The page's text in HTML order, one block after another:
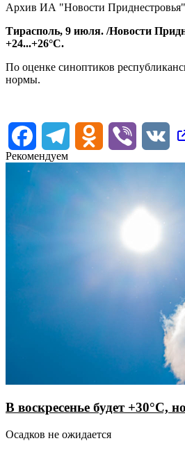
Архив ИА "Новости Приднестровья"
Тирасполь, 9 июля. /Новости
+24...+26°С.
По оценке синоптиков
нормы.
FacebookTelegram Odnoklassniki
Viber
Рекомендуем
В воскресенье будет +30°С,
Осадков не ожидается